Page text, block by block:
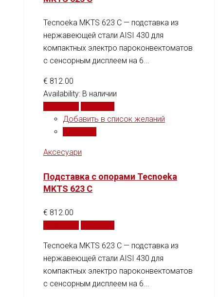
Tecnoeka MKTS 623 C — подставка из
нержавеющей стали AISI 430 для
компактных электро пароконвектоматов
с сенсорным дисплеем на 6...
€ 812.00
Availability: В наличии
Добавить в список желаний
Аксесуари
Подставка с опорами Tecnoeka
MKTS 623 C
€ 812.00
Tecnoeka MKTS 623 C — подставка из
нержавеющей стали AISI 430 для
компактных электро пароконвектоматов
с сенсорным дисплеем на 6...